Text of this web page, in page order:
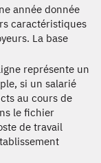
année donnée
caractéristiques
La base
représente un
si un salarié
au cours de
le fichier
de travail